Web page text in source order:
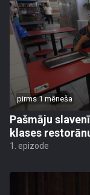
pirms 1 mēneša
Pašmāju
klases
1. epizode